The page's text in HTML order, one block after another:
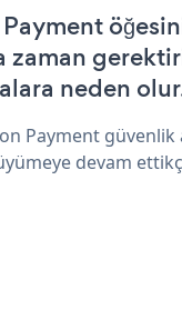
neden
Payment güvenlik
devam